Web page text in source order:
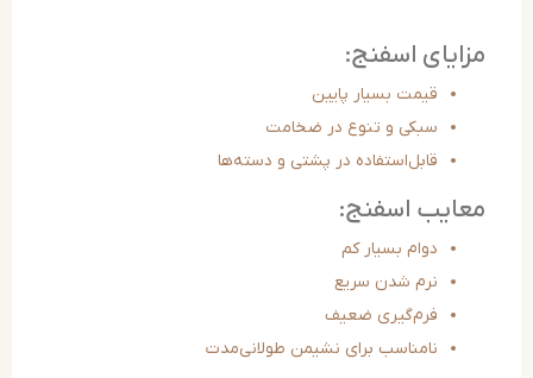
اسفنج:
قیمت بسیار پایین
سبکی و تنوع در ضخامت
قابل‌استفاده در پشتی و دسته‌ها
اسفنج:
دوام بسیار کم
نرم شدن سریع
فرم‌گیری ضعیف
نامناسب برای نشیمن طولانی‌مدت